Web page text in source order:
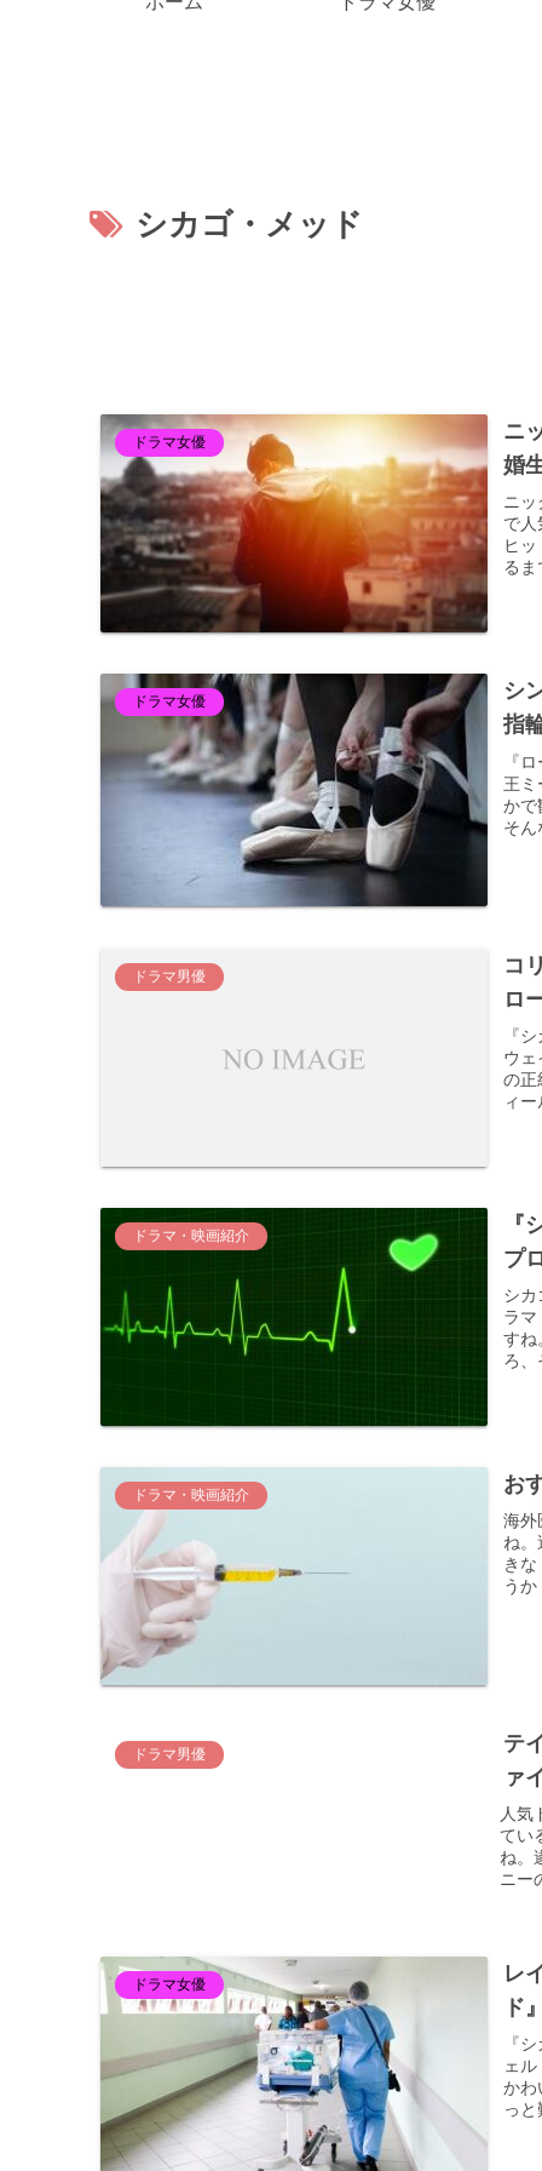
シカゴ・メッド
ドラマ女優
ニ
婚
ニッ
で人
ヒ
る
ドラマ女優
シ
指
『
王ミ
かで
そん
ドラマ男優
コ
ロ
『
ウェ
の正
ィ
ドラマ・映画紹介
『
プ
シカ
ラマ
すね
ろ、
ドラマ・映画紹介 お
海外
ね。
き
う
ドラマ男優
テ
ァ
人気
てい
ね。
ニー
ドラマ女優
レ
ド
『
ェ
かわ
っ